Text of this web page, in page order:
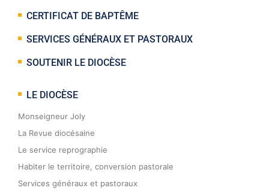
CERTIFICAT DE BAPTÊME
SERVICES GÉNÉRAUX ET PASTORAUX
SOUTENIR LE DIOCÈSE
LE DIOCÈSE
Monseigneur Joly
La Revue diocésaine
Le service reprographie
Habiter le territoire, conversion pastorale
Services généraux et pastoraux